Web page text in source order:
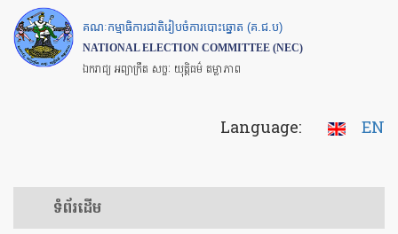
Skip
to
main
គណៈកម្មាធិការជាតិរៀបចំការបោះឆ្នោត (គ.ជ.ប)
NATIONAL ELECTION COMMITTEE (NEC)
ឯករាជ្យ អព្យាក្រឹត សច្ចៈ យុត្តិធម៌ តម្លាភាព
Language: EN
ទំព័រ​ដើម